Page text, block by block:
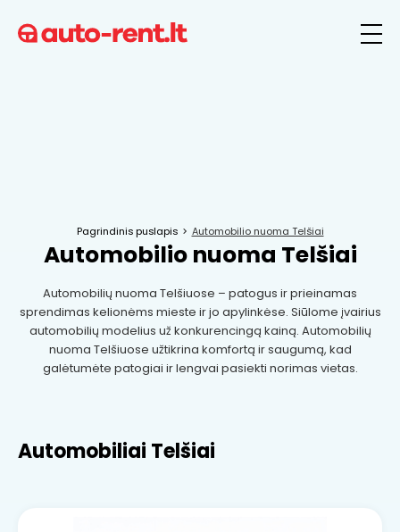
Pagrindinis puslapis Automobilio nuoma Telšiai
Automobilio nuoma Telšiai
Automobilių nuoma Telšiuose – patogus ir prieinamas
sprendimas kelionėms mieste ir jo apylinkėse. Siūlome įvairius
automobilių modelius už konkurencingą kainą. Automobilių
nuoma Telšiuose užtikrina komfortą ir saugumą, kad
galėtumėte patogiai ir lengvai pasiekti norimas vietas.
Automobiliai Telšiai